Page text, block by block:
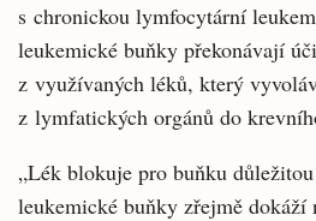
s chronickou lymfocytární
leukemické buňky překonávají
z využívaných léků, který
z lymfatických orgánů do
„Lék blokuje pro buňku
leukemické buňky zřejmě dokáží